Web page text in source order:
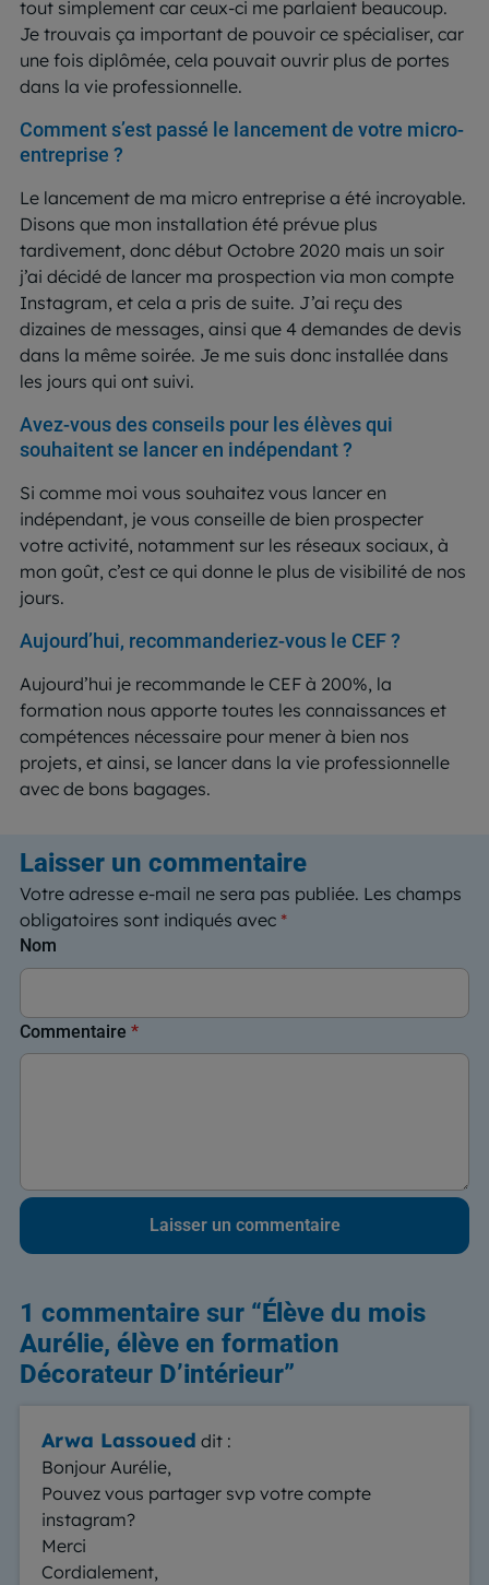
tout simplement car ceux-ci me parlaient beaucoup.
Je trouvais ça important de pouvoir ce spécialiser, car
une fois diplômée, cela pouvait ouvrir plus de portes
dans la vie professionnelle.
Comment s’est passé le lancement de votre micro-
entreprise ?
Le lancement de ma micro entreprise a été incroyable.
Disons que mon installation été prévue plus
tardivement, donc début Octobre 2020 mais un soir
j’ai décidé de lancer ma prospection via mon compte
Instagram, et cela a pris de suite. J’ai reçu des
dizaines de messages, ainsi que 4 demandes de devis
dans la même soirée. Je me suis donc installée dans
les jours qui ont suivi.
Avez-vous des conseils pour les élèves qui
souhaitent se lancer en indépendant ?
Si comme moi vous souhaitez vous lancer en
indépendant, je vous conseille de bien prospecter
votre activité, notamment sur les réseaux sociaux, à
mon goût, c’est ce qui donne le plus de visibilité de nos
jours.
Aujourd’hui, recommanderiez-vous le CEF ?
Aujourd’hui je recommande le CEF à 200%, la
formation nous apporte toutes les connaissances et
compétences nécessaire pour mener à bien nos
projets, et ainsi, se lancer dans la vie professionnelle
avec de bons bagages.
Laisser un commentaire
Votre adresse e-mail ne sera pas publiée. Les champs
obligatoires sont indiqués avec *
Nom
Commentaire *
1 commentaire sur “Élève du mois
Aurélie, élève en formation
Décorateur D’intérieur”
Arwa Lassoued dit :
Bonjour Aurélie,
Pouvez vous partager svp votre compte
instagram?
Merci
Cordialement,